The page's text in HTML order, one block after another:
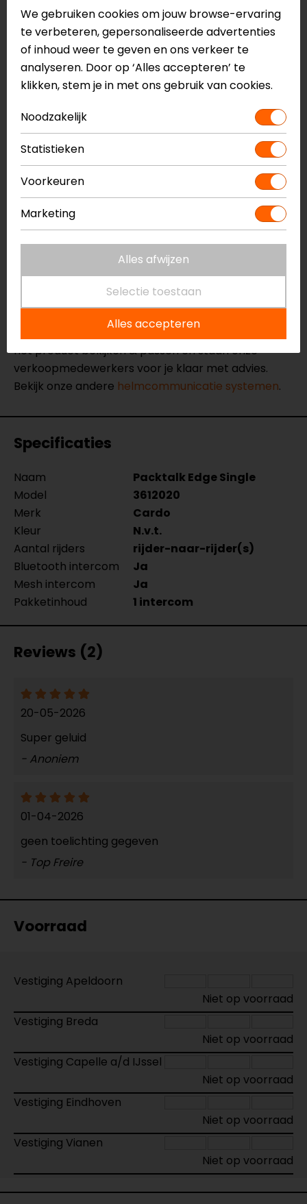
Snellaadfunctie
USB-C kabel
40mm speakers
Automatische volumeregeling
Koppeling met 2 bluetooth apparaten tegelijk
Universele connectie, kan koppelen met
headsets van andere merken
Eenvoudig te verbinden met de Cardo Connect
App
Over The Air (OTA) updates
IP67 gecertificeerd: Water- en stofdicht
3 jaar garantie
Meer informatie nodig?
Heb je meer informatie nodig over dit product?
contactmet ons op of kom langs in één
Eindhoven, Vianen of Apeldoorn. In de winkels kun je
het product bekijken & passen en staan onze
verkoopmedewerkers voor je klaar met advies.
Bekijk onze andere helmcommunicatie systemen.
Specificaties
Naam
Packtalk Edge Single
Model
3612020
Merk
Cardo
Kleur
N.v.t.
Aantal rijders
rijder-naar-rijder(s)
Bluetooth intercom
Ja
Mesh intercom
Ja
Pakketinhoud
1 intercom
Reviews (2)
20-05-2026
Super geluid
- Anoniem
01-04-2026
geen toelichting gegeven
- Top Freire
Voorraad
Vestiging Apeldoorn
Niet op voorraad
Vestiging Breda
Niet op voorraad
Vestiging Capelle a/d IJssel
Niet op voorraad
Vestiging Eindhoven
Niet op voorraad
Vestiging Vianen
Niet op voorraad
We gebruiken cookies om jouw browse-ervaring
te verbeteren, gepersonaliseerde advertenties
of inhoud weer te geven en ons verkeer te
analyseren. Door op ‘Alles accepteren’ te
klikken, stem je in met ons gebruik van cookies.
Noodzakelijk
Statistieken
Voorkeuren
Marketing
Alles afwijzen
Selectie toestaan
Alles accepteren